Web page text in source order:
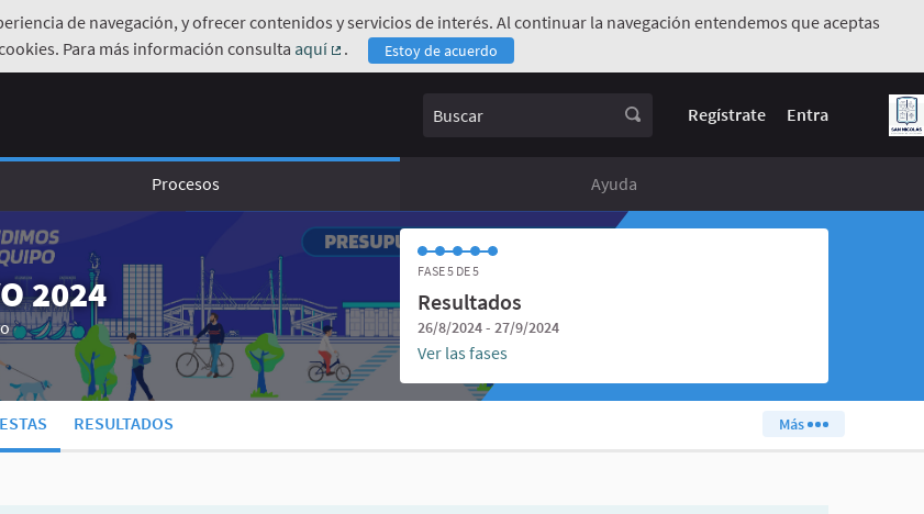
de navegación, y ofrecer contenidos y servicios de interés. Al continuar la navegación entendemos que aceptas
Para más información consulta aquí
(Enlace externo)
. Estoy de acuerdo
Buscar Regístrate Entra
Procesos Ayuda
2024
FASE 5 DE 5
Resultados
26/8/2024 - 27/9/2024
Ver las fases
RESULTADOS Más